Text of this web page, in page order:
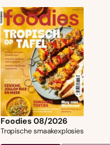
Foodies 08/2026
Tropische smaakexplosies